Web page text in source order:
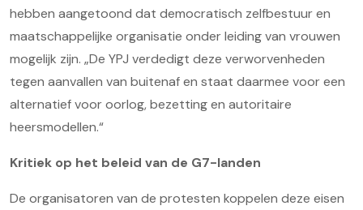
hebben aangetoond dat democratisch zelfbestuur en
maatschappelijke organisatie onder leiding van vrouwen
mogelijk zijn. „De YPJ verdedigt deze verworvenheden
tegen aanvallen van buitenaf en staat daarmee voor een
alternatief voor oorlog, bezetting en autoritaire
heersmodellen.“
Kritiek op het beleid van de G7-landen
De organisatoren van de protesten koppelen deze eisen